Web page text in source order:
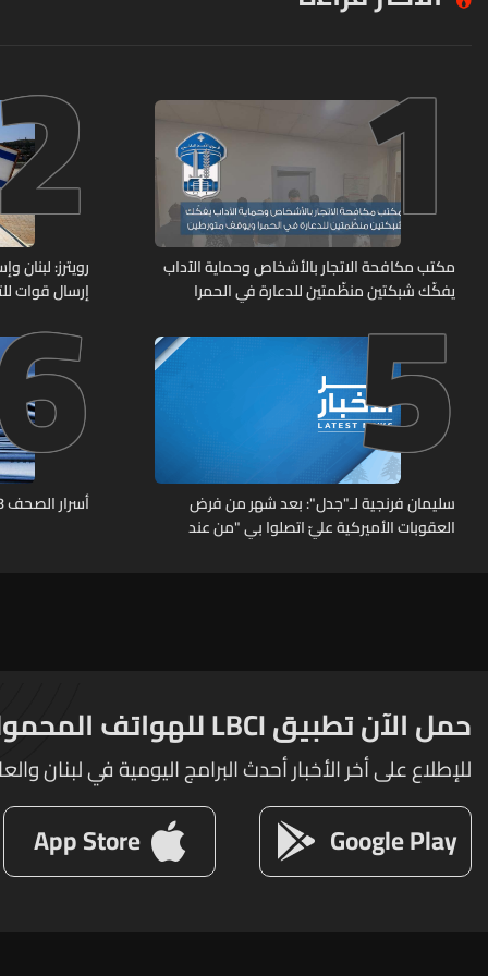
1
مكتب مكافحة الاتجار بالأشخاص وحماية الآداب
يفكّك شبكتين منظّمتين للدعارة في الحمرا
رويترز:
إرسال قوات
5
سليمان فرنجية لـ"جدل": بعد شهر من فرض
العقوبات الأميركية عليّ اتصلوا بي "من عند
أسرار الصحف 8-8-2026
حمل الآن تطبيق LBCI للهواتف المحمولة
للإطلاع على أخر الأخبار أحدث البرامج اليومية في لبنان
Google Play
App Store